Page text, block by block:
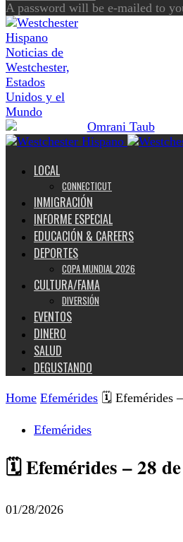
A password will be e-mailed to
Noticias de
Westchester,
Estados
Unidos y el
Mundo
LOCAL
CONNECTICUT
INMIGRACIÓN
INFORME ESPECIAL
EDUCACIÓN & CAREERS
DEPORTES
COPA MUNDIAL 2026
CULTURA/FAMA
DIVERSIÓN
EVENTOS
DINERO
SALUD
DEGUSTANDO
Home Efemérides 🗓️ Efemérides
Efemérides
🗓️ Efemérides – 28
01/28/2026